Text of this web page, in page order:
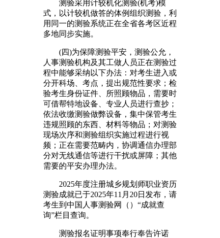
测验采用计较机化测验(机考)模
式，以计较机做答的体例组织测验，利
用同一的测验系统正在全省各考区近程
多地同步实施。
(四)为保障测验平安，测验公允，
人事测验机构及其工做人员正在测验过
程中能够采纳以下办法：对考生进入或
分开科场、考点，提出规范性要求；检
验考生身份证件、所照顾物品，需要时
可借帮特地设备、专业人员进行查抄；
依法收缴测验做弊设备，集中保管考生
违规照顾的东西、材料等物品；对测验
现场次序和测验组织实施过程进行视
频；正在需要范畴内，协调通信办理部
分对无线通信等进行干扰或屏障；其他
需要的平安办理办法。
2025年度注册城乡规划师职业资历
测验成就已于2025年11月20日发布，请
考生到中国人事测验网（）“成就查
询”栏目查询。
测验报名证明事项奉行奉告许诺